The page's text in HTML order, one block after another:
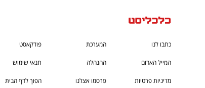
כתבו לנו המערכת פודקאסט
המייל האדום ההנהלה תנאי שימוש
מדיניות פרטיות פרסמו אצלנו הפוך לדף הבית